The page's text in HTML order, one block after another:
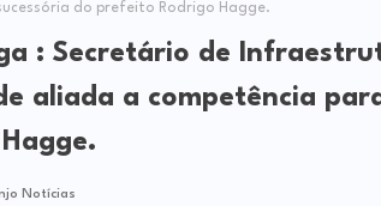
do prefeito Rodrigo Hagge.
: Secretário de
aliada a competência
Notícias